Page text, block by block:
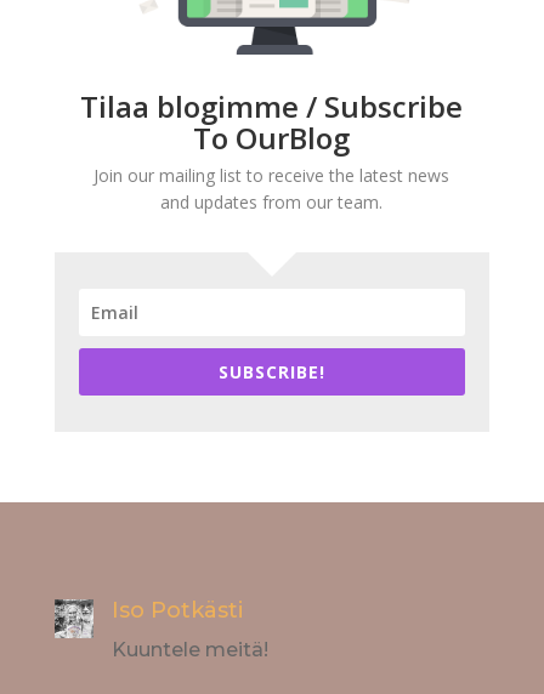
Tilaa blogimme / Subscribe
To OurBlog
Join our mailing list to receive the latest news
and updates from our team.
SUBSCRIBE!
Iso Potkästi
Kuuntele meitä!